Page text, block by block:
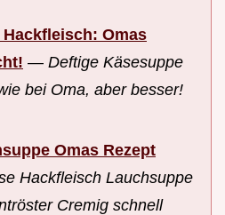
Omas
— Deftige Käsesuppe
bei Oma, aber besser!
Omas Rezept
Hackfleisch Lauchsuppe
Cremig schnell